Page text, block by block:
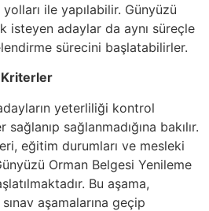
ile yapılabilir. Günyüzü
isteyen adaylar da aynı süreçle
sürecini başlatabilirler.
yeterliliği kontrol
sağlanmadığına bakılır.
eğitim durumları ve mesleki
Orman Belgesi Yenileme
Bu aşama,
aşamalarına geçip